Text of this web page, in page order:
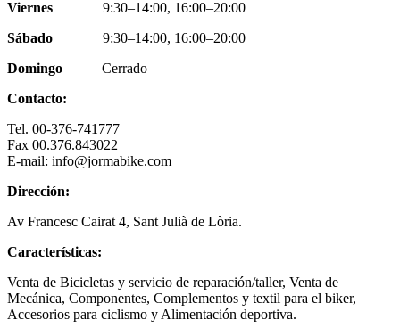
Viernes 9:30–14:00, 16:00–20:00
Sábado
9:30–14:00, 16:00–20:00
Domingo Cerrado
Contacto:
Tel. 00-376-741777
Fax 00.376.843022
E-mail: info@jormabike.com
Dirección:
Av Francesc Cairat 4, Sant Julià de Lòria.
Características:
Venta de Bicicletas y servicio de reparación/taller, Venta de
Mecánica, Componentes, Complementos y textil para el biker,
Accesorios para ciclismo y Alimentación deportiva.